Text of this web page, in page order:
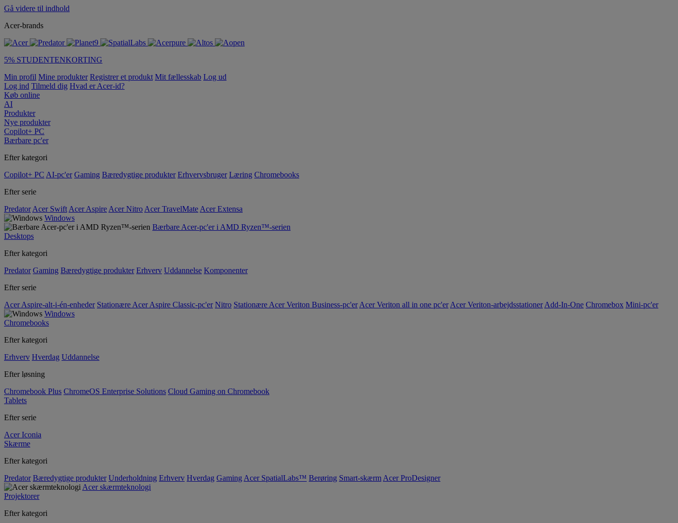
Gå videre til indhold
Acer-brands
5% STUDENTENKORTING
Min profil Mine produkter Registrer et produkt Mit fællesskab Log ud
Log ind Tilmeld dig Hvad er Acer-id?
Køb online
AI
Produkter
Nye produkter
Copilot+ PC
Bærbare pc'er
Efter kategori
Copilot+ PC AI-pc'er Gaming Bæredygtige produkter Erhvervsbruger Læring Chromebooks
Efter serie
Predator Acer Swift Acer Aspire Acer Nitro Acer TravelMate Acer Extensa
Windows
Bærbare Acer-pc'er i AMD Ryzen™-serien
Desktops
Efter kategori
Predator Gaming Bæredygtige produkter Erhverv Uddannelse Komponenter
Efter serie
Acer Aspire-alt-i-én-enheder Stationære Acer Aspire Classic-pc'er Nitro Stationære Acer Veriton Business-pc'er Acer Veriton all in one pc'er Acer Veriton-arbejdsstationer Add-In-One Chromebox Mini-pc'er
Windows
Chromebooks
Efter kategori
Erhverv Hverdag Uddannelse
Efter løsning
Chromebook Plus ChromeOS Enterprise Solutions Cloud Gaming on Chromebook
Tablets
Efter serie
Acer Iconia
Skærme
Efter kategori
Predator Bæredygtige produkter Underholdning Erhverv Hverdag Gaming Acer SpatialLabs™ Berøring Smart-skærm Acer ProDesigner
Acer skærmteknologi
Projektorer
Efter kategori